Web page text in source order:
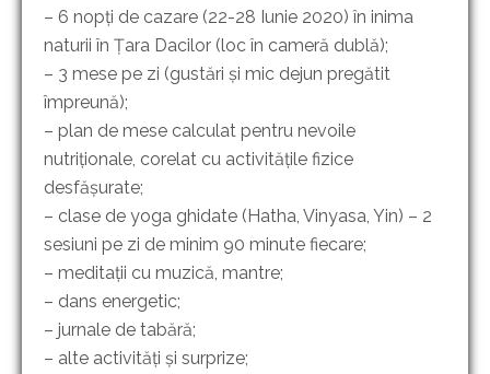
– 6 nopți de cazare (22-28 Iunie 2020) în inima
naturii în Țara Dacilor (loc în cameră dublă);
– 3 mese pe zi (gustări și mic dejun pregătit
împreună);
– plan de mese calculat pentru nevoile
nutriționale, corelat cu activitățile fizice
desfășurate;
– clase de yoga ghidate (Hatha, Vinyasa, Yin) – 2
sesiuni pe zi de minim 90 minute fiecare;
– meditații cu muzică, mantre;
– dans energetic;
– jurnale de tabără;
– alte activități și surprize;